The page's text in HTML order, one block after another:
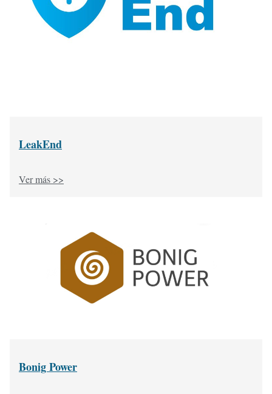
LeakEnd
Ver más >>
Bonig Power